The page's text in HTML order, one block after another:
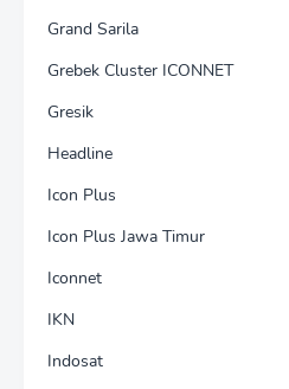
Grand Sarila
Grebek Cluster ICONNET
Gresik
Headline
Icon Plus
Icon Plus Jawa Timur
Iconnet
IKN
Indosat